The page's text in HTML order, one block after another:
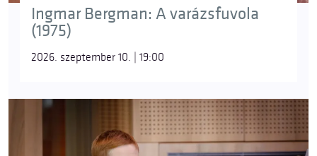
Ingmar Bergman: A varázsfuvola
(1975)
2026. szeptember 10. | 19:00